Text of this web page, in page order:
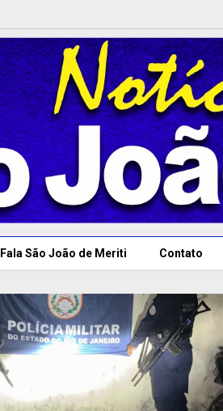
Fala São João de Meriti Contato
0 Ariana 05 Ago, 2026